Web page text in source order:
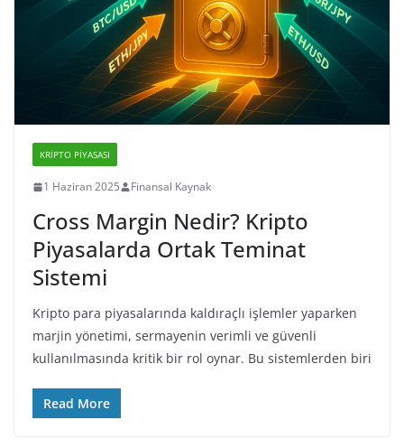
KRIPTO PIYASASI
1 Haziran 2025 Finansal Kaynak
Cross Margin Nedir? Kripto
Piyasalarda Ortak Teminat
Sistemi
Kripto para piyasalarında kaldıraçlı işlemler yaparken
marjin yönetimi, sermayenin verimli ve güvenli
kullanılmasında kritik bir rol oynar. Bu sistemlerden biri
Read More